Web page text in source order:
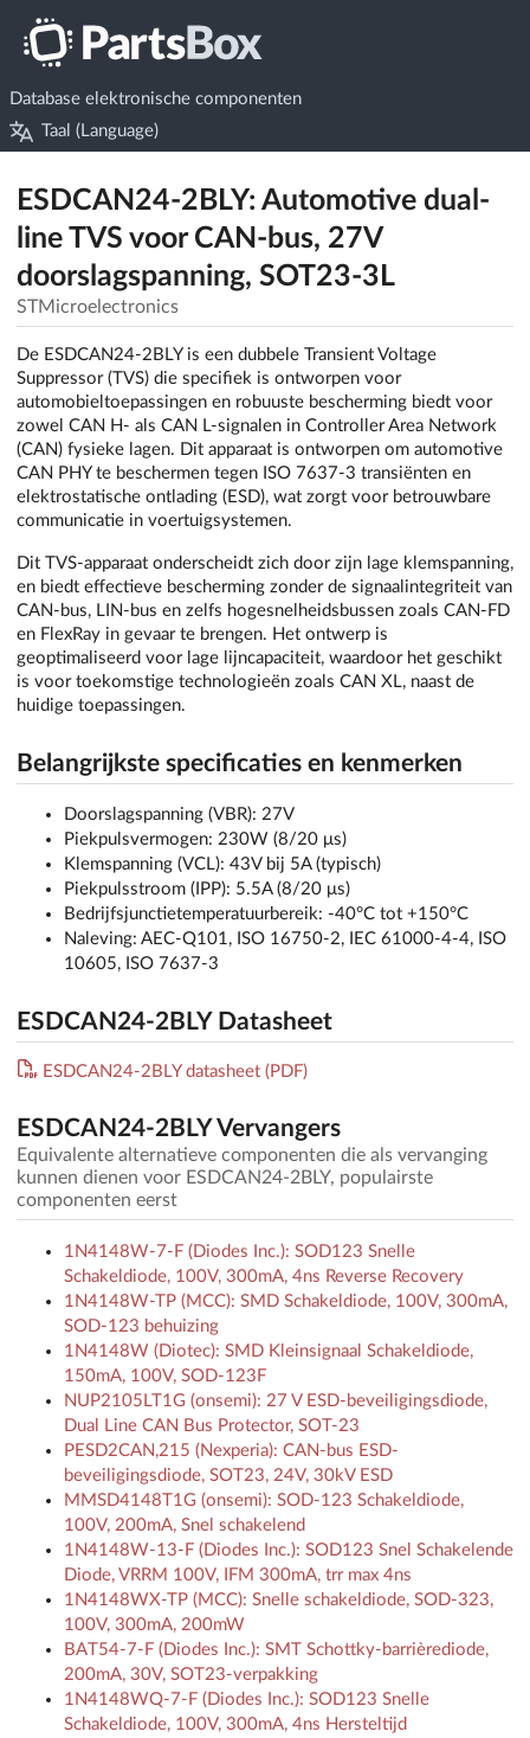
Database elektronische componenten
Taal (Language)
ESDCAN24-2BLY: Automotive dual-
line TVS voor CAN-bus, 27V
doorslagspanning, SOT23-3L
STMicroelectronics
De ESDCAN24-2BLY is een dubbele Transient Voltage
Suppressor (TVS) die specifiek is ontworpen voor
automobieltoepassingen en robuuste bescherming biedt voor
zowel CAN H- als CAN L-signalen in Controller Area Network
(CAN) fysieke lagen. Dit apparaat is ontworpen om automotive
CAN PHY te beschermen tegen ISO 7637-3 transiënten en
elektrostatische ontlading (ESD), wat zorgt voor betrouwbare
communicatie in voertuigsystemen.
Dit TVS-apparaat onderscheidt zich door zijn lage klemspanning,
en biedt effectieve bescherming zonder de signaalintegriteit van
CAN-bus, LIN-bus en zelfs hogesnelheidsbussen zoals CAN-FD
en FlexRay in gevaar te brengen. Het ontwerp is
geoptimaliseerd voor lage lijncapaciteit, waardoor het geschikt
is voor toekomstige technologieën zoals CAN XL, naast de
huidige toepassingen.
Belangrijkste specificaties en kenmerken
Doorslagspanning (VBR): 27V
Piekpulsvermogen: 230W (8/20 μs)
Klemspanning (VCL): 43V bij 5A (typisch)
Piekpulsstroom (IPP): 5.5A (8/20 μs)
Bedrijfsjunctietemperatuurbereik: -40°C tot +150°C
Naleving: AEC-Q101, ISO 16750-2, IEC 61000-4-4, ISO
10605, ISO 7637-3
ESDCAN24-2BLY Datasheet
ESDCAN24-2BLY datasheet (PDF)
ESDCAN24-2BLY Vervangers
Equivalente alternatieve componenten die als vervanging
kunnen dienen voor ESDCAN24-2BLY, populairste
componenten eerst
1N4148W-7-F (Diodes Inc.): SOD123 Snelle
Schakeldiode, 100V, 300mA, 4ns Reverse Recovery
1N4148W-TP (MCC): SMD Schakeldiode, 100V, 300mA,
SOD-123 behuizing
1N4148W (Diotec): SMD Kleinsignaal Schakeldiode,
150mA, 100V, SOD-123F
NUP2105LT1G (onsemi): 27 V ESD-beveiligingsdiode,
Dual Line CAN Bus Protector, SOT-23
PESD2CAN,215 (Nexperia): CAN-bus ESD-
beveiligingsdiode, SOT23, 24V, 30kV ESD
MMSD4148T1G (onsemi): SOD-123 Schakeldiode,
100V, 200mA, Snel schakelend
1N4148W-13-F (Diodes Inc.): SOD123 Snel Schakelende
Diode, VRRM 100V, IFM 300mA, trr max 4ns
1N4148WX-TP (MCC): Snelle schakeldiode, SOD-323,
100V, 300mA, 200mW
BAT54-7-F (Diodes Inc.): SMT Schottky-barrièrediode,
200mA, 30V, SOT23-verpakking
1N4148WQ-7-F (Diodes Inc.): SOD123 Snelle
Schakeldiode, 100V, 300mA, 4ns Hersteltijd